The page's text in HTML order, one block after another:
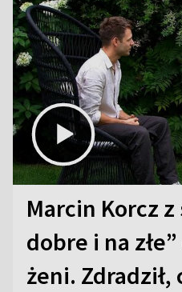
Marcin Korcz
dobre i na złe”
żeni. Zdradził,